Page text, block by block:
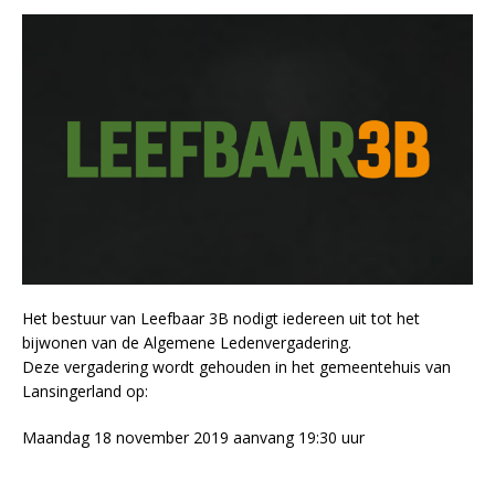
Het bestuur van Leefbaar 3B nodigt iedereen uit tot het
bijwonen van de Algemene Ledenvergadering.
Deze vergadering wordt gehouden in het gemeentehuis van
Lansingerland op:
Maandag 18 november 2019 aanvang 19:30 uur